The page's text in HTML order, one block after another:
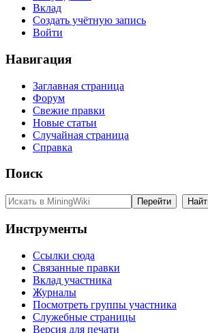
Вклад
Создать учётную запись
Войти
Навигация
Заглавная страница
Форум
Свежие правки
Новые статьи
Случайная страница
Справка
Поиск
Инструменты
Ссылки сюда
Связанные правки
Вклад участника
Журналы
Посмотреть группы участника
Служебные страницы
Версия для печати